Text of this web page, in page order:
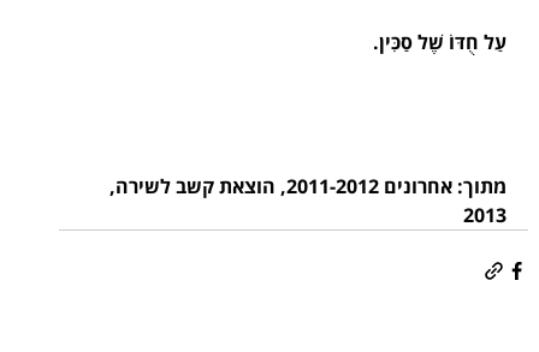
עַל חֻדּוֹ שֶׁל סַכִּין.
מתוך: אחרונים 2011-2012, הוצאת קשב לשירה,
2013